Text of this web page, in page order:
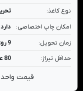
نوع کاغذ:
تحریر ۷۰
امکان چاپ اختصاصی:
دارد
زمان تحویل:
9 روز کاری
حداقل تیراژ:
80 عدد
قیمت